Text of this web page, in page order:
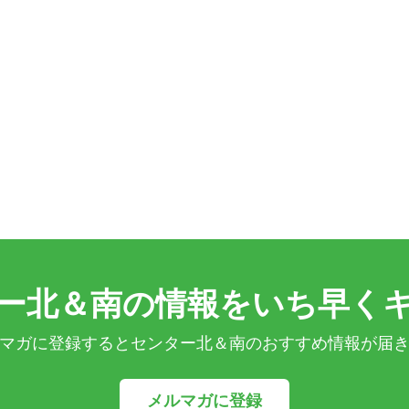
北＆南の情報をいち早く
ガに登録するとセンター北＆南のおすすめ情報が届
メルマガに登録